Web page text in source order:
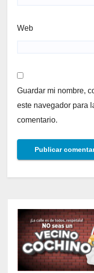
Web
Guardar mi nombre,
este navegador para
comentario.